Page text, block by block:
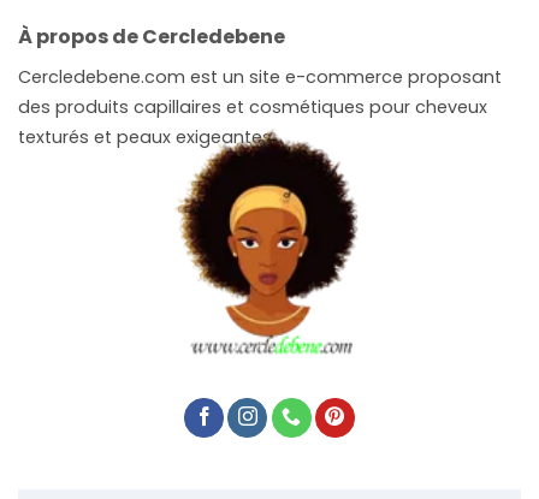
À propos de Cercledebene
Cercledebene.com est un site e-commerce proposant
des produits capillaires et cosmétiques pour cheveux
texturés et peaux exigeantes.